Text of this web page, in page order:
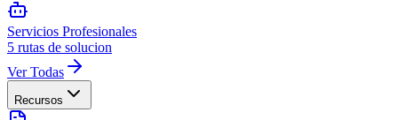
Servicios Profesionales
5 rutas de solucion
Ver Todas
Recursos